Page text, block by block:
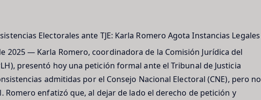
Electorales ante TJE: Karla Romero Agota Instancias Legales
2025 — Karla Romero, coordinadora de la Comisión Jurídica del
presentó hoy una petición formal ante el Tribunal de Justicia
admitidas por el Consejo Nacional Electoral (CNE), pero no
Romero enfatizó que, al dejar de lado el derecho de petición y